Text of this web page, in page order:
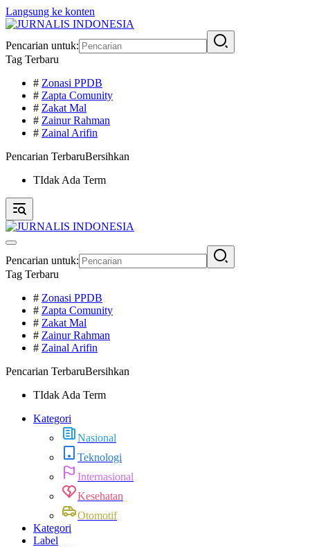
Langsung ke konten
Pencarian untuk:
Tag Terbaru
# Zonasi PPDB
# Zapta Comunity
# Zakat Mal
# Zainur Rahman
# Zainal Arifin
Pencarian TerbaruBersihkan
TIdak Ada Term
Pencarian untuk:
Tag Terbaru
# Zonasi PPDB
# Zapta Comunity
# Zakat Mal
# Zainur Rahman
# Zainal Arifin
Pencarian TerbaruBersihkan
TIdak Ada Term
Kategori
Nasional
Teknologi
Internasional
Kesehatan
Otomotif
Kategori
Label